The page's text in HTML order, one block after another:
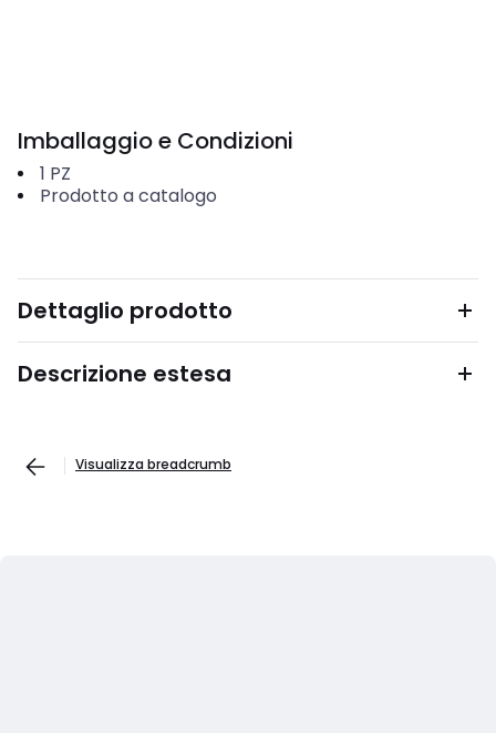
Imballaggio e Condizioni
1 PZ
Prodotto a catalogo
Dettaglio prodotto
Descrizione estesa
Visualizza breadcrumb